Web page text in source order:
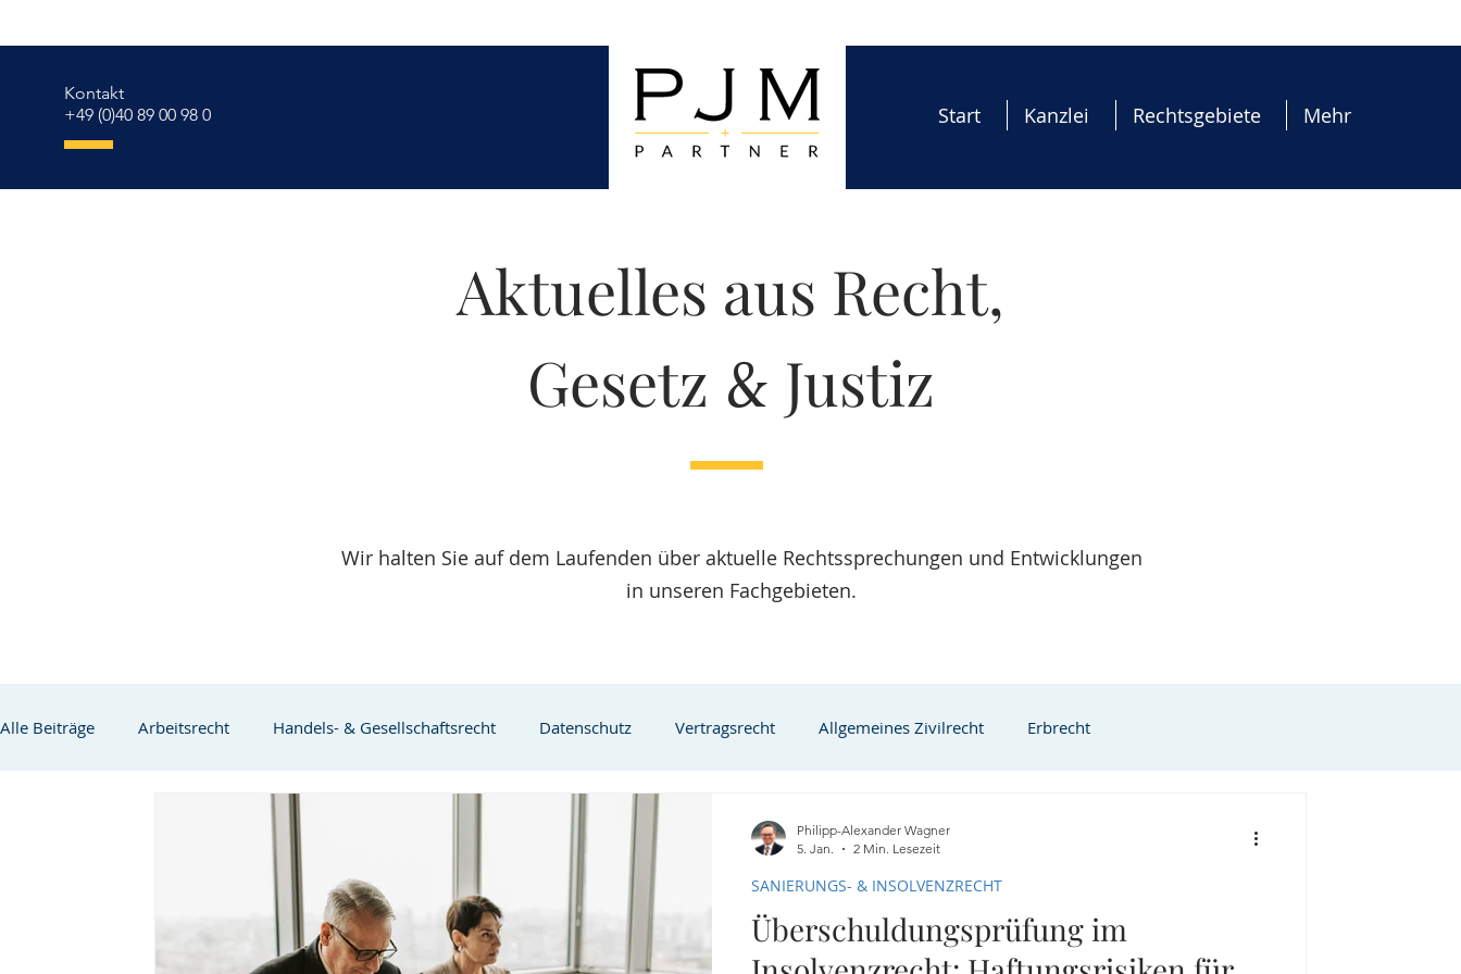
Aktuelles aus Recht,
Gesetz & Justiz
Wir halten Sie auf dem Laufenden über aktuelle Rechtssprechungen und Entwicklungen
in unseren Fachgebieten.
Alle Beiträge Arbeitsrecht Handels- & Gesellschaftsrecht Datenschutz Vertragsrecht Allgemeines Zivilrecht Erbrecht
Familienrecht Visumsverfahren
Arbeitsschutz für Schwangere Testament
Überschuldungsprüfung im
SANIERUNGS- & INSOLVENZRECHT
Philipp-Alexander Wagner
5. Jan.
2 Min. Lesezeit
Kontakt
+49 (0)40 89 00 98 0
Start Kanzlei Rechtsgebiete Mehr